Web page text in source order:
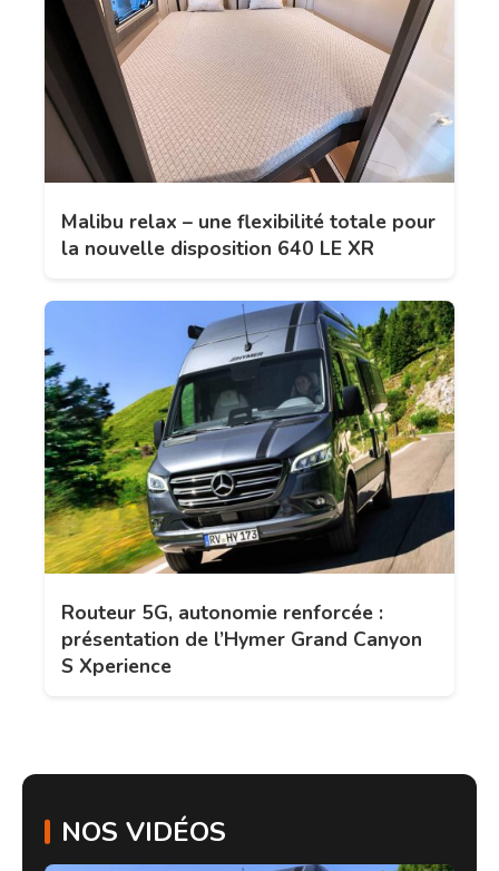
Malibu relax – une flexibilité totale pour
la nouvelle disposition 640 LE XR
Routeur 5G, autonomie renforcée :
présentation de l’Hymer Grand Canyon
S Xperience
NOS VIDÉOS